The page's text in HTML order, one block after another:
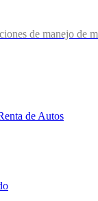
de manejo de
de Autos